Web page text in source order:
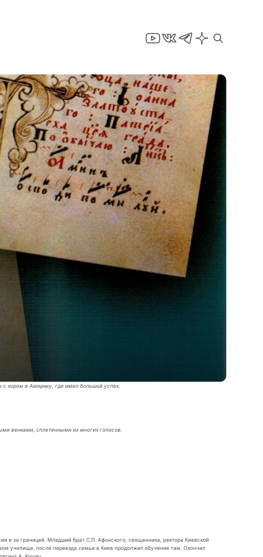
хором в Америку, где имел большой успех.
венками, сплетенными из многих голосов.
и за границей. Младший брат С.П. Афонского, священника, ректора Киевской
училище, после переезда семьи в Киев продолжил обучение там. Окончил